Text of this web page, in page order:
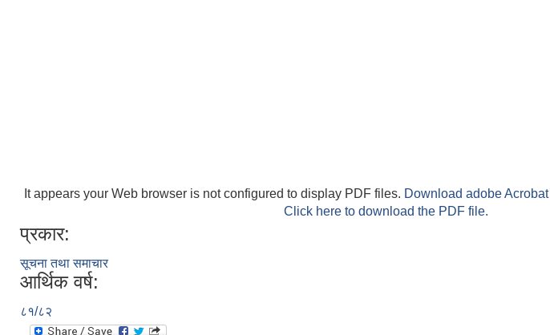
It appears your Web browser is not configured to display PDF files. Download adobe Acrobat
Click here to download the PDF file.
प्रकार:
सूचना तथा समाचार
आर्थिक वर्ष:
८१/८२